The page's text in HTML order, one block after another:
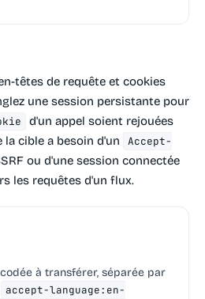
têtes de requête et cookies
une session persistante pour
d'un appel soient rejouées
cible a besoin d'un
Accept-
ou d'une session connectée
les requêtes d'un flux.
à transférer, séparée par
accept-language:en-